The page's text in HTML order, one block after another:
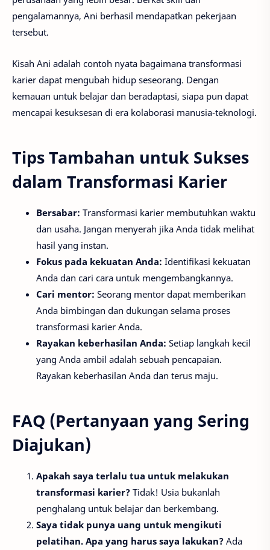
pengalamannya, Ani berhasil mendapatkan pekerjaan
tersebut.
Kisah Ani adalah contoh nyata bagaimana transformasi
karier dapat mengubah hidup seseorang. Dengan
kemauan untuk belajar dan beradaptasi, siapa pun dapat
mencapai kesuksesan di era kolaborasi manusia-teknologi.
Tips Tambahan untuk Sukses
dalam Transformasi Karier
Bersabar: Transformasi karier membutuhkan waktu
dan usaha. Jangan menyerah jika Anda tidak melihat
hasil yang instan.
Fokus pada kekuatan Anda: Identifikasi kekuatan
Anda dan cari cara untuk mengembangkannya.
Cari mentor: Seorang mentor dapat memberikan
Anda bimbingan dan dukungan selama proses
transformasi karier Anda.
Rayakan keberhasilan Anda: Setiap langkah kecil
yang Anda ambil adalah sebuah pencapaian.
Rayakan keberhasilan Anda dan terus maju.
FAQ (Pertanyaan yang Sering
Diajukan)
Apakah saya terlalu tua untuk melakukan
transformasi karier? Tidak! Usia bukanlah
penghalang untuk belajar dan berkembang.
Saya tidak punya uang untuk mengikuti
pelatihan. Apa yang harus saya lakukan? Ada